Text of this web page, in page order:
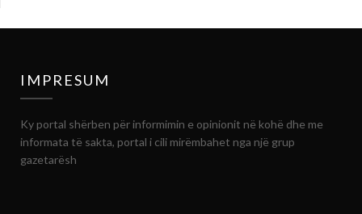
IMPRESUM
Ky portal shërben për informimin e opinionit në kohë dhe me
informata të sakta, portal i cili mirëmbahet nga një grup
gazetarësh